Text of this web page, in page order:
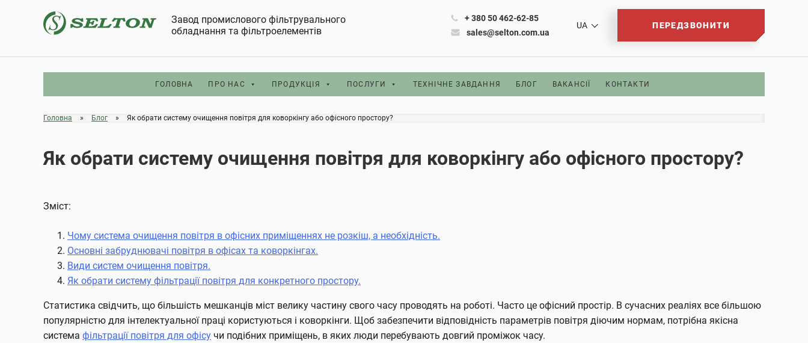
Завод промислового фільтрувального
обладнання та фільтроелементів
+ 380 50 462-62-85
sales@selton.com.ua
UA ПЕРЕДЗВОНИТИ
ГОЛОВНА ПРО НАС ПРОДУКЦІЯ ПОСЛУГИ ТЕХНІЧНЕ ЗАВДАННЯ БЛОГ ВАКАНСІЇ КОНТАКТИ
Головна » Блог » Як обрати систему очищення повітря для коворкінгу або офісного простору?
Як обрати систему очищення повітря для коворкінгу або офісного простору?
Зміст:
Чому система очищення повітря в офісних приміщеннях не розкіш, а необхідність.
Основні забруднювачі повітря в офісах та коворкінгах.
Види систем очищення повітря.
Як обрати систему фільтрації повітря для конкретного простору.
Статистика свідчить, що більшість мешканців міст велику частину свого часу проводять на роботі. Часто це офісний простір. В сучасних реаліях все більшою
популярністю для інтелектуальної праці користуються і коворкінги. Щоб забезпечити відповідність параметрів повітря діючим нормам, потрібна якісна
система фільтрації повітря для офісу чи подібних приміщень, в яких люди перебувають довгий проміжок часу.